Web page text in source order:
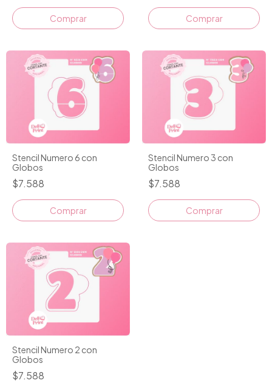
Comprar Comprar
Stencil Numero 6 con
Globos
$7.588
Comprar
Stencil Numero 3 con
Globos
$7.588
Comprar
Stencil Numero 2 con
Globos
$7.588